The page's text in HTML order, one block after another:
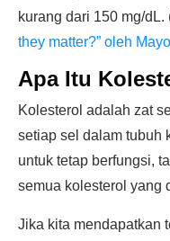
kurang dari 150 mg/dL.
they matter?” oleh
Apa Itu
Kolesterol adalah zat
setiap sel dalam tubuh
untuk tetap berfungsi,
semua kolesterol yang
Jika kita mendapatkan